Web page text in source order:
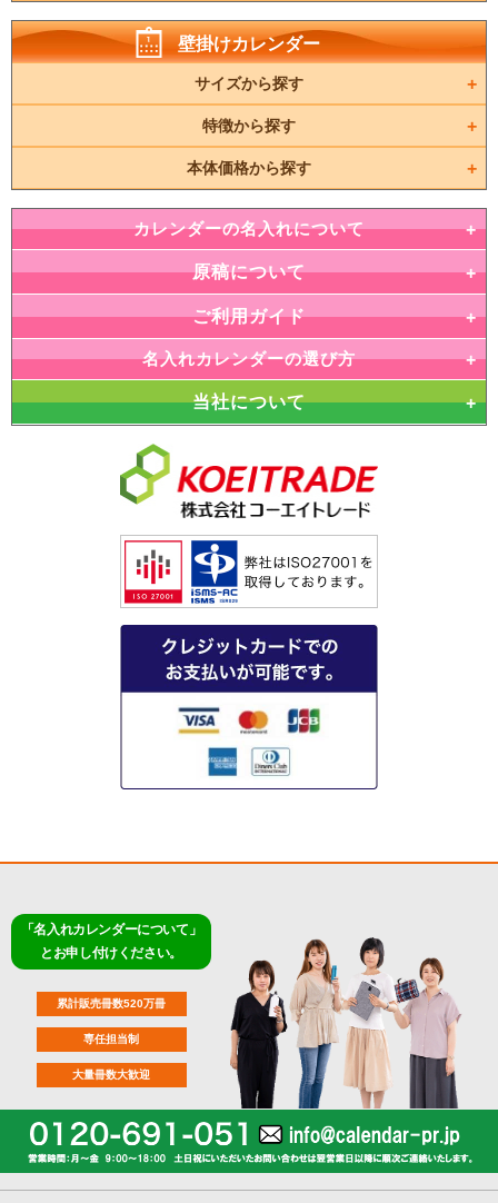
壁掛けカレンダー
サイズから探す
特徴から探す
本体価格から探す
カレンダーの名入れについて
原稿について
ご利用ガイド
名入れカレンダーの選び方
当社について
「名入れカレンダーについて」
とお申し付けください。
累計販売冊数520万冊
専任担当制
大量冊数大歓迎